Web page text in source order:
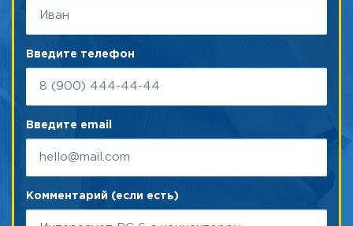
Введите телефон
Введите email
Комментарий (если есть)